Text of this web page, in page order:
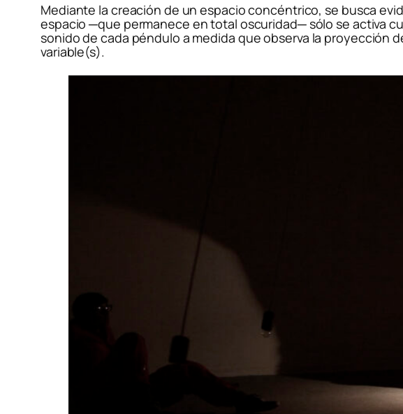
Mediante la creación de un espacio concéntrico, se busca
espacio ─que permanece en total oscuridad─ sólo se activa
sonido de cada péndulo a medida que observa la proyección
variable(s).